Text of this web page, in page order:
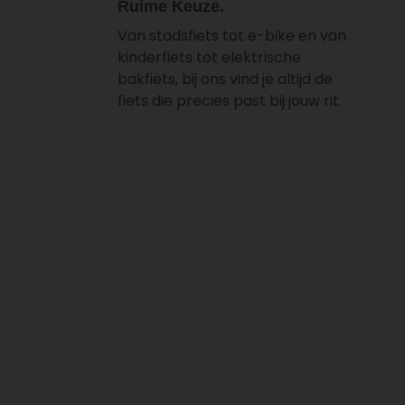
Ruime Keuze
Van stadsfiets tot e-bike en van
kinderfiets tot elektrische
bakfiets, bij ons vind je altijd de
fiets die precies past bij jouw rit.